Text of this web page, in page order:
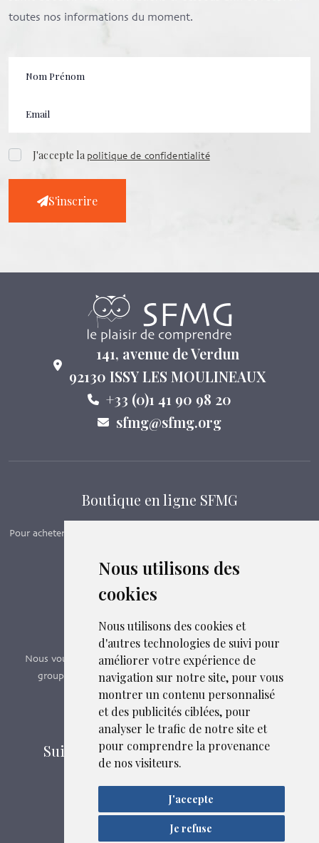
Nous utilisons des
cookies
Nous utilisons des cookies et
d'autres technologies de suivi pour
améliorer votre expérience de
navigation sur notre site, pour vous
montrer un contenu personnalisé
et des publicités ciblées, pour
analyser le trafic de notre site et
pour comprendre la provenance
de nos visiteurs.
J'accepte
Je refuse
Liens et fichiers associés
toutes nos informations du moment.
J'accepte lapolitique de confidentialité
S'inscrire
141, avenue de Verdun
92130 ISSY LES MOULINEAUX
+33 (0)1 41 90 98 20
sfmg@sfmg.org
Boutique en ligne SFMG
Pour acheter nos manuels, adhérer et payer ses cotisations en ligne,
Boutique en ligne
Formations SFMG
Nous vous proposons des formations e-learning, présentiels,
groupes de pairs - Certificat QUALIOPI n° 2020/89171.3
Découvrir nos formations
Suivez-nous sur les réseaux sociaux
Mentions légales
Confidentialité